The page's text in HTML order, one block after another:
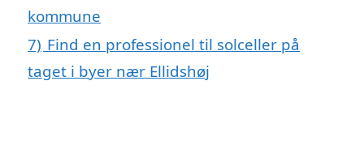
kommune
7) Find en professionel til solceller på
taget i byer nær Ellidshøj